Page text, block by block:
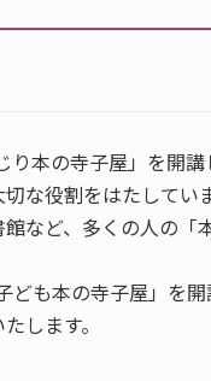
本の寺子屋」を開講
な役割をはたしていま
など、多くの人の「
も本の寺子屋」を開
します。